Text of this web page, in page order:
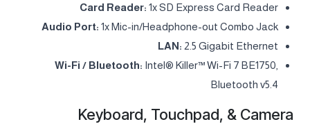
Card Reader: 1x SD Express Card Reader
Audio Port: 1x Mic-in/Headphone-out Combo Jack
LAN: 2.5 Gigabit Ethernet
Wi-Fi / Bluetooth: Intel® Killer™ Wi-Fi 7 BE1750,
Bluetooth v5.4
Keyboard, Touchpad, & Camera